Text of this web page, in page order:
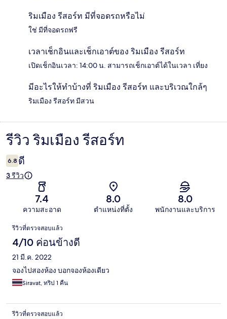
ริมเมือง รีสอร์ท มีที่จอดรถหรือไม่
ใช่ มีที่จอดรถฟรี
เวลาเช็กอินและเช็กเอาต์ของ ริมเมือง รีสอร์ท
เปิดเช็กอินเวลา: 14:00 น. สามารถเช็กเอาต์ได้ในเวลา เที่ยง
มีอะไรให้ทำบ้างที่ ริมเมือง รีสอร์ท และบริเวณใกล้ๆ
ริมเมือง รีสอร์ท มีสวน
รีวิว
รีวิว ริมเมือง รีสอร์ท
6.8 ดี
3 รีวิว
7.4
ความสะอาด
8.0
ตำแหน่งที่ตั้ง
8.0
พนักงานและบริการ
รีวิว
รีวิวที่ตรวจสอบแล้ว
4/10 ค่อนข้างดี
21 มี.ค. 2022
จองไปสองห้อง บอกจองห้องเดียว
Siravat, ทริป 1 คืน
รีวิวที่ตรวจสอบแล้ว